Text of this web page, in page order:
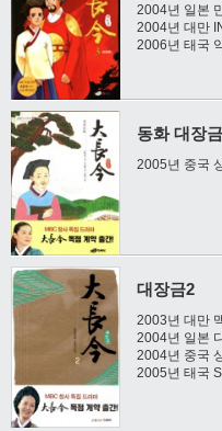
2004년 일본
2004년 대만
2006년 태국
동화 대장금
2005년 중국
대장금2
2003년 대만
2004년 일본
2004년 중국
2005년 태국